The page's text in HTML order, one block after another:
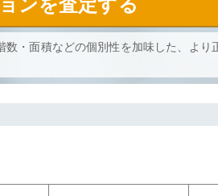
ンを査定する
・面積などの個別性を加味した、より